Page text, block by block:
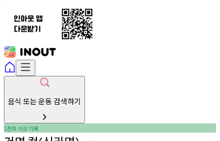
음식 또는 운동 검색하기
1천회 이상기록